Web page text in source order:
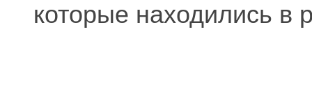
которые находились в